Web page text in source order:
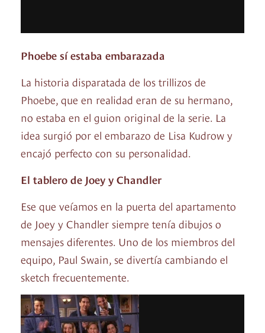
Phoebe sí estaba embarazada
La historia disparatada de los trillizos de
Phoebe, que en realidad eran de su hermano,
no estaba en el guion original de la serie. La
idea surgió por el embarazo de Lisa Kudrow y
encajó perfecto con su personalidad.
El tablero de Joey y Chandler
Ese que veíamos en la puerta del apartamento
de Joey y Chandler siempre tenía dibujos o
mensajes diferentes. Uno de los miembros del
equipo, Paul Swain, se divertía cambiando el
sketch frecuentemente.